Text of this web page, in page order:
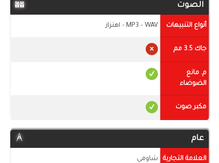
الصوت
أنواع التنبيهات MP3 - WAV - اهتزاز
جاك 3.5 مم
م. مانع
الضوضاء
مكبر صوت
عام
العلامة التجارية شاومى